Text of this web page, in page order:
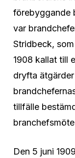
förebyggande
var
Stridbeck,
1908 kallat till
dryfta
tillfälle
Den 5 juni